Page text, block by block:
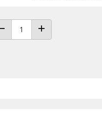
ANZAHL VERRINGERNANZAHL ERHÖHEN